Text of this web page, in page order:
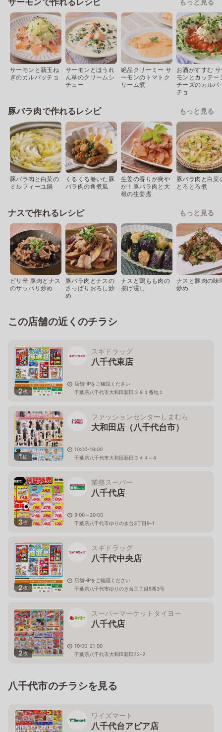
サーモンで作れるレシピ もっと見る
サーモンと新玉ね
ぎのカルパッチョ
サーモンとほうれ
ん草のクリームシ
チュー
絶品クリーミー サ
ーモンのトマトク
リーム煮
お酒がすすむ
モンとカッテー
チーズのカルパ
チョ
豚バラ肉で作れるレシピ もっと見る
豚バラ肉と白菜の
ミルフィーユ鍋
くるくる巻いた豚
バラ肉の角煮風
生姜の香りが爽や
か！豚バラ肉と大
根の生姜煮
豚バラ肉と白菜
とろとろ煮
ナスで作れるレシピ もっと見る
ピリ辛 豚肉とナス
のサッパリ炒め
豚バラ肉とナスの
さっぱりおろし炒
め
ナスと鶏もも肉の
揚げ浸し
ナスと豚肉の味
炒め
この店舗の近くのチラシ
2枚
スギドラッグ
八千代東店
店舗HPをご確認ください
千葉県八千代市大和田新田３８１番地１
1枚
ファッションセンターしまむら
大和田店（八千代台市）
10:00-19:00
千葉県八千代市大和田新田３４４−４
3枚
業務スーパー
八千代店
9:00～20:00
千葉県八千代市ゆりのき台3丁目9-1
2枚
スギドラッグ
八千代中央店
店舗HPをご確認ください
千葉県八千代市ゆりのき台三丁目5番3号
2枚
スーパーマーケットタイヨー
八千代店
10:00-21:00
千葉県八千代市大和田新田72-2
八千代市のチラシを見る
ワイズマート
八千代台アピア店